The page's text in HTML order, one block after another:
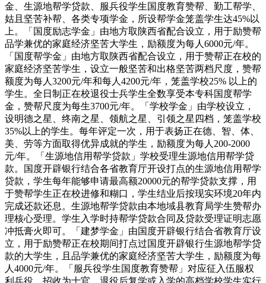
金、生源地帮学贷款、服兵役学生国度教育赞帮、勤工帮学、
姑且坚苦补帮、各类专项学金，所设帮学金笼盖学生达45%以
上。「国度励志学金」由地方取陕西省配合设立，用于励赞帮
品学兼优的家庭经济坚苦大学生，励额度为每人6000元/年。
「国度帮学金」由地方取陕西省配合设立，用于赞帮正在校的
家庭经济坚苦学生，设立一般坚苦和出格坚苦两档尺度，赞帮
额度为每人3200元/年和每人4200元/年，笼盖学校25% 以上的
学生。全日制正在校退役士兵学生全数享受本专科国度帮学
金，赞帮尺度为每生3700元/年。「学校学金」由学校设立，
设明德之星、终南之星、领航之星、引领之星四档，笼盖学校
35%以上的学生。每年评定一次，用于表扬正在德、智、体、
美、劳等方面取得优异成就的学生，励额度为每人200-2000
元/年。「生源地信用帮学贷款」学校受理生源地信用帮学贷
款。国度开辟银行结合各省教育厅开设打点的生源地信用帮学
贷款，学生每年能够申请最高额20000元的帮学贷款支撑，用
于赞帮学生正在校进修和糊口，学生结业后按现实环境20年内
完成还款还息。生源地帮学贷款由本地域县教育局学生赞帮办
理核心受理。学生入学时持帮学贷款合同及贷款受理证明志愿
冲抵膏火即可。「建梦学金」由国度开辟银行结合省教育厅设
立，用于励赞帮正在校期间打点过国度开辟银行生源地帮学贷
款的大学生，且品学兼优的家庭经济坚苦大学生，励额度为每
人4000元/年。「服兵役学生国度教育赞帮」对应征入伍服权
利兵役、招收为士官、退役后复学或入学的高档学校学生实行